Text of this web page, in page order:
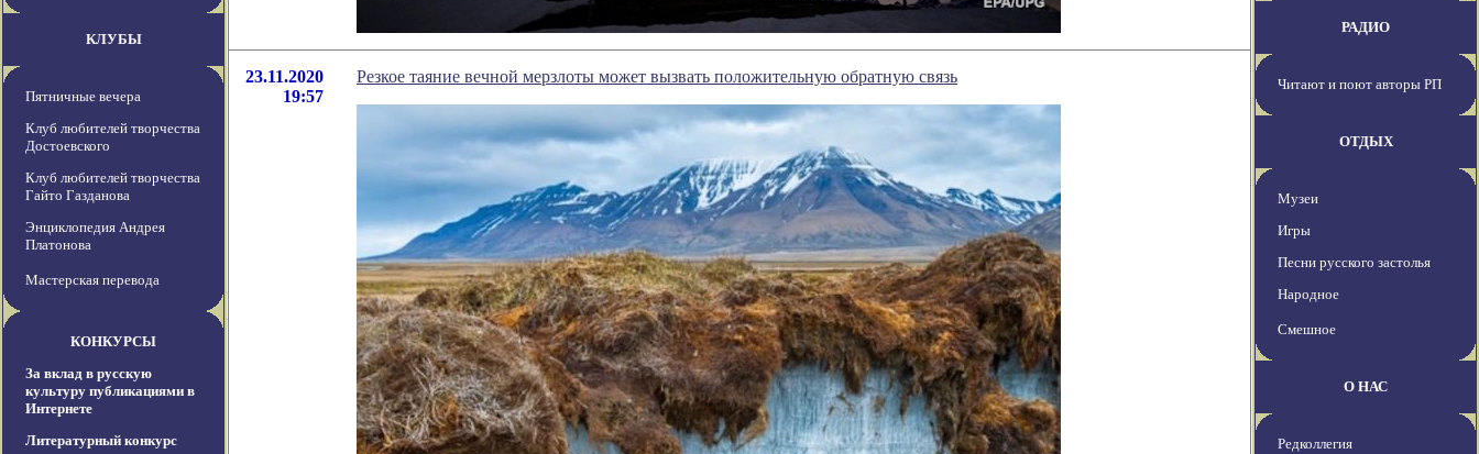
КЛУБЫ
Пятничные вечера
Клуб любителей творчества
Достоевского
Клуб любителей творчества
Гайто Газданова
Энциклопедия Андрея
Платонова
Мастерская перевода
КОНКУРСЫ
За вклад в русскую
культуру публикациями в
Интернете
Литературный конкурс
23.11.2020
19:57
Резкое таяние вечной мерзлоты может вызвать положительную обратную связь
РАДИО
Читают и поют авторы РП
ОТДЫХ
Музеи
Игры
Песни русского застолья
Народное
Смешное
О НАС
Редколлегия